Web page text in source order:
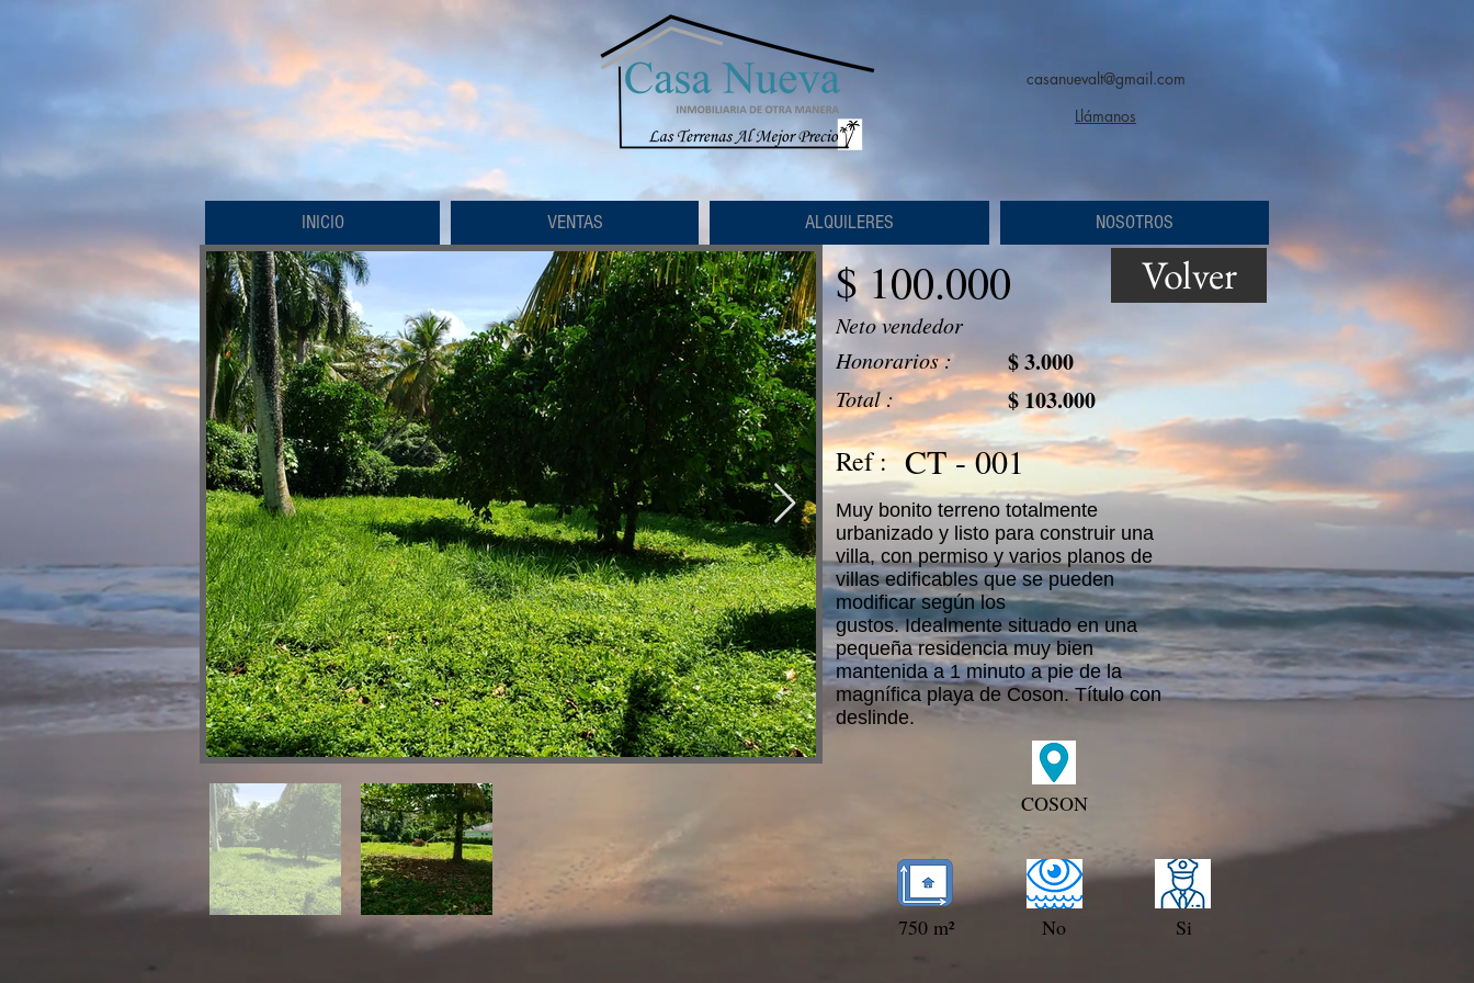
casanuevalt@gmail.com
Llámanos
INICIO VENTAS ALQUILERES NOSOTROS
$ 100.000 Volver
Neto vendedor
Honorarios :
Total :
$ 3.000
$ 103.000
Ref : CT - 001
Muy bonito terreno totalmente
urbanizado y listo para construir una
villa, con permiso y varios planos de
villas edificables que se pueden
modificar según los
gustos. Idealmente situado en una
pequeña residencia muy bien
mantenida a 1 minuto a pie de la
magnífica playa de Coson. Título con
deslinde.
COSON
750 m² No Si